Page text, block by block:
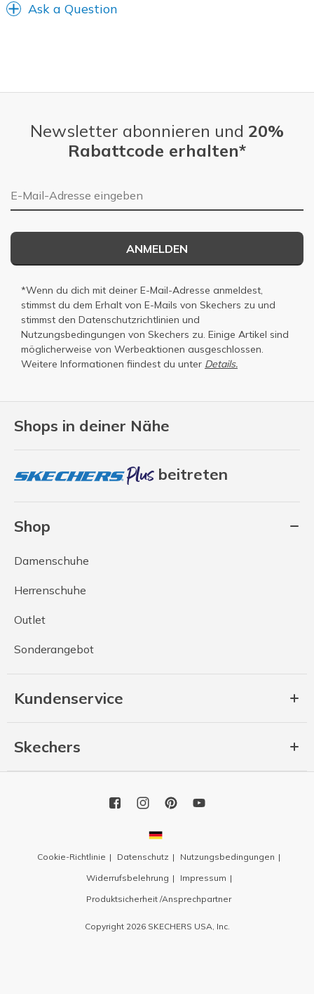
Ask a Question
Shops in deiner Nähe
beitreten
Shop
Damenschuhe
Herrenschuhe
Outlet
Sonderangebot
Kundenservice
Skechers
Newsletter abonnieren und 20%
Rabattcode erhalten*
E-Mail-Adresse
ANMELDEN
*Wenn du dich mit deiner E-Mail-Adresse anmeldest,
stimmst du dem Erhalt von E-Mails von Skechers zu und
stimmst den Datenschutzrichtlinien und
Nutzungsbedingungen von Skechers zu. Einige Artikel sind
möglicherweise von Werbeaktionen ausgeschlossen.
Weitere Informationen fiindest du unter Details.
Cookie-Richtlinie Datenschutz
Nutzungsbedingungen
Widerrufsbelehrung
Impressum
Produktsicherheit /Ansprechpartner
Copyright 2026 SKECHERS USA, Inc.